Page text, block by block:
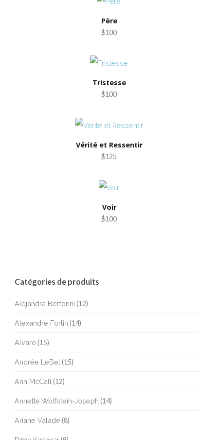
Père
$100
Tristesse
$100
Vérité et Ressentir
$125
Voir
$100
Catégories de produits
Alejandra Bertorini (12)
Alexandre Fortin (14)
Alvaro (15)
Andrée LeBel (15)
Ann McCall (12)
Annette Wolfstein-Joseph (14)
Ariane Valade (8)